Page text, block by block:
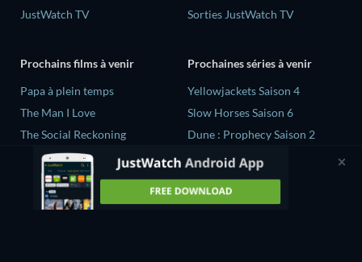
JustWatch TV
Sorties JustWatch TV
Prochains films à venir
‎Papa à plein temps
The Man I Love
The Social Reckoning
La Conscience politique
Quand la vie recommence...
Prochaines séries à venir
Yellowjackets Saison 4
Slow Horses Saison 6
Dune : Prophecy Saison 2
The Gentlemen Saison 2
Love Is Blind: UK Saison 3